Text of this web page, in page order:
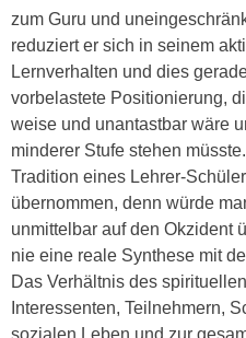
zum Guru und
reduziert er sich in seinem
Lernverhalten und dies
vorbelastete Positionierung,
weise und unantastbar wäre
minderer Stufe stehen
Tradition eines Lehrer-
übernommen, denn würde
unmittelbar auf den Okzident
nie eine reale Synthese mit
Das Verhältnis des
Interessenten, Teilnehmern,
sozialen Leben und zur